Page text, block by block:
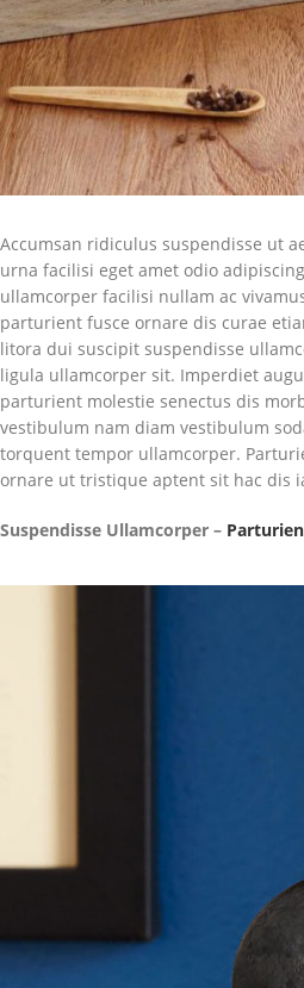
Accumsan ridiculus suspendisse ut
urna facilisi eget amet odio
ullamcorper facilisi nullam ac
parturient fusce ornare dis curae
litora dui suscipit suspendisse
ligula ullamcorper sit. Imperdiet
parturient molestie senectus dis
vestibulum nam diam vestibulum
torquent tempor ullamcorper.
ornare ut tristique aptent sit hac dis
Suspendisse Ullamcorper –